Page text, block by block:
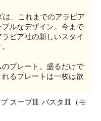
は、これまでのアラビア
ルなデザイン。今まで
ビア社の新しいスタイ
プレート。盛るだけで
るプレートは一枚は欲
スープ皿 パスタ皿（モ